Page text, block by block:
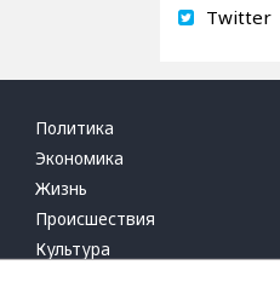
Twitter
Политика
Экономика
Жизнь
Происшествия
Культура